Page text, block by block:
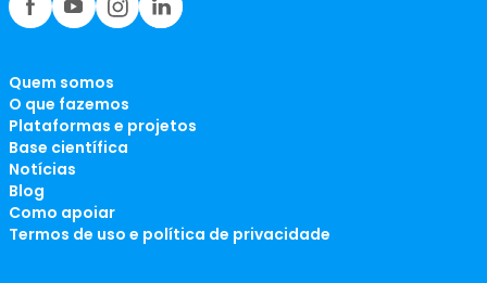
Quem somos
O que fazemos
Plataformas e projetos
Base científica
Notícias
Blog
Como apoiar
Termos de uso e política de privacidade